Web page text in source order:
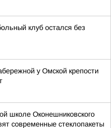
клуб остался без
у Омской крепости
школе Оконешниковского
современные стеклопакеты